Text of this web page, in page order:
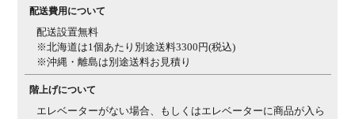
ご了承ください
配送費用について
配送設置無料
※北海道は1個あたり別途送料3300円(税込)
※沖縄・離島は別途送料お見積り
階上げについて
エレベーターがない場合、もしくはエレベーターに商品が入ら